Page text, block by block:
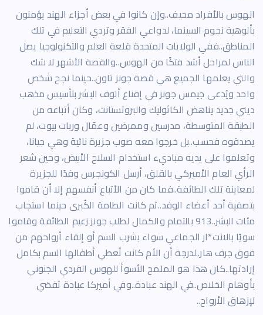
الهوس بالأفراد مخيف..وإن كانوا في بعض أجزاء الهند يؤمنون
بألوهية نجوم السينما، لدواعي الفقر وتردي التعليم في تلك
المناطق..ففي الولايات المتحدة قلعة العلم والتكنولوجيا يصل
الناس لمراحل أشد فتكًا من الهوس..والقصة الأشهر لا شك
والتي يعلمها الجميع هي قصة جونز تاون..حينما نجح شخص
واحد ويُدعى جيمس جونز في إقناع ألوف البشر بتأسيس مذهب
ديني جديد يناهض الكاثوليك والبروتستانت، وكان أتباعه من
الطبقة المتوسطة، مدرسين وممرضين وعمّال وربات بيوت، لم
يصدقوه فحسب..بل خرجوا معه صوب جزيرة نائية وهي جيانا،
وتعلموا على يديه مباديء استخدام السلاح الأبيض، وحين شعر
الرأي العام الأميركي بالقلق، أرسل الكونجرس وفدًا للجزيرة
لمعاينة تلك الطائفة..فما كان من الأتباع أنفسهم إلا أن قاموا
بتصفية أحد أعضاء الوفد..ثم كانت الطامة الكُبرى حينما استجاب
مئات البشر..913 بالتمام والكمال لطلب جونز زعيم الطائفة وقاموا
سويًا بالانت*ار الجماعي سواء بشرب السم أو إلقاء أرواحهم من
فوق جرف هار..لدرجة أن الأم كانت تُعطي أطفالها السم بكامل
إرادتها..كان هذا هو الملمح الأسوأ للهوس الفردي الجنوني
بأوهام الخلاص..في الهند عبادة..وفي أميركا عبادة تفضي
لإزهاق الأرواح..